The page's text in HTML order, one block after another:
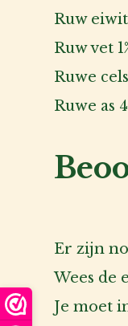
Ruw eiwit
Ruw vet
Ruwe
Ruwe as
Er zijn
Wees de
Je moet